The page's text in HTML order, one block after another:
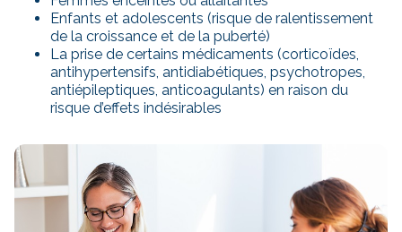
Enfants et adolescents (risque de ralentissement
de la croissance et de la puberté)
La prise de certains médicaments (corticoïdes,
antihypertensifs, antidiabétiques, psychotropes,
antiépileptiques, anticoagulants) en raison du
risque d’effets indésirables